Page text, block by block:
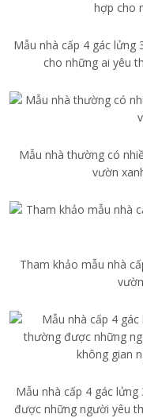
Mẫu nhà cấp 4 gác lửng
cho những ai yêu
Mẫu nhà thường có
vườn
Tham khảo mẫu nhà
Mẫu nhà cấp 4 gác
được những người yêu